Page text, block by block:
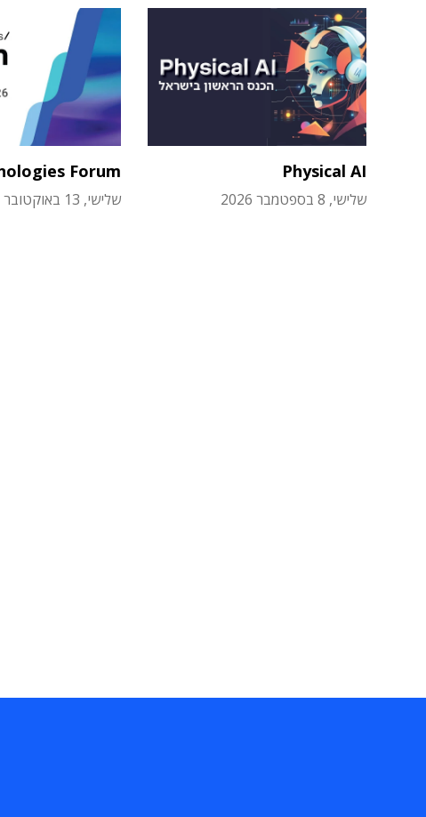
Physical AI
שלישי, 8 בספטמבר 2026
Forum
שלישי, 13 באוקטובר 2026